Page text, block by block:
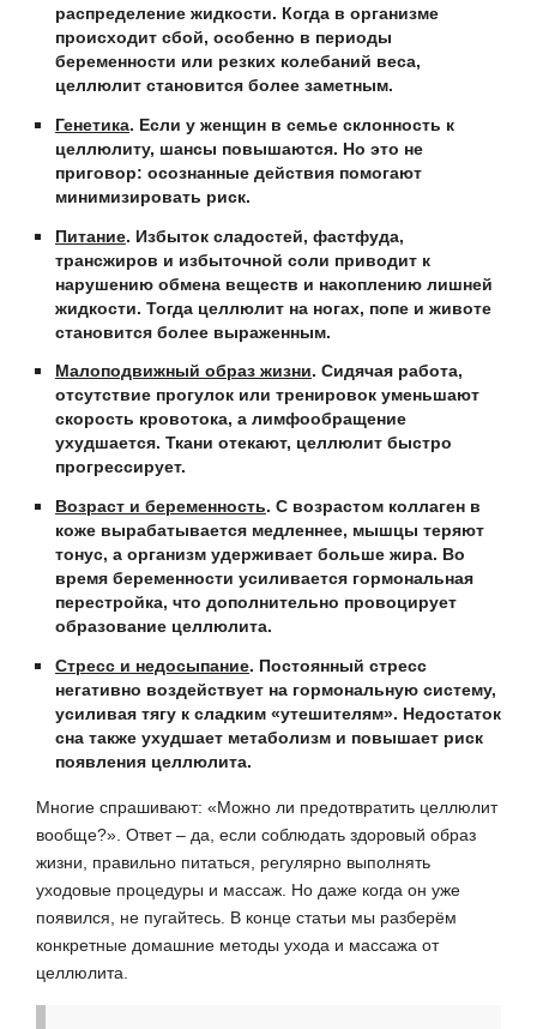
распределение жидкости. Когда в организме
происходит сбой, особенно в периоды
беременности или резких колебаний веса,
целлюлит становится более заметным.
Генетика. Если у женщин в семье склонность к
целлюлиту, шансы повышаются. Но это не
приговор: осознанные действия помогают
минимизировать риск.
Питание. Избыток сладостей, фастфуда,
трансжиров и избыточной соли приводит к
нарушению обмена веществ и накоплению лишней
жидкости. Тогда целлюлит на ногах, попе и животе
становится более выраженным.
Малоподвижный образ жизни. Сидячая работа,
отсутствие прогулок или тренировок уменьшают
скорость кровотока, а лимфообращение
ухудшается. Ткани отекают, целлюлит быстро
прогрессирует.
Возраст и беременность. С возрастом коллаген в
коже вырабатывается медленнее, мышцы теряют
тонус, а организм удерживает больше жира. Во
время беременности усиливается гормональная
перестройка, что дополнительно провоцирует
образование целлюлита.
Стресс и недосыпание. Постоянный стресс
негативно воздействует на гормональную систему,
усиливая тягу к сладким «утешителям». Недостаток
сна также ухудшает метаболизм и повышает риск
появления целлюлита.
Многие спрашивают: «Можно ли предотвратить целлюлит
вообще?». Ответ – да, если соблюдать здоровый образ
жизни, правильно питаться, регулярно выполнять
уходовые процедуры и массаж. Но даже когда он уже
появился, не пугайтесь. В конце статьи мы разберём
конкретные домашние методы ухода и массажа от
целлюлита.